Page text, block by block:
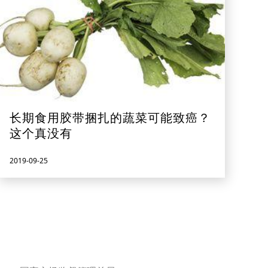
长期食用胶带捆扎的蔬菜可能致癌？
这个真没有
2019-09-25